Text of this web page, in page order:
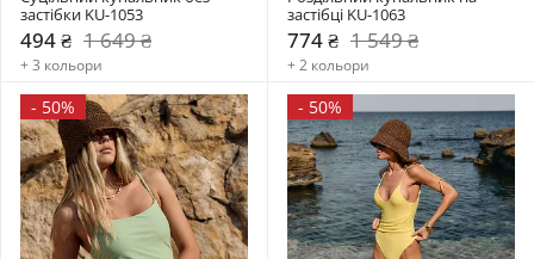
застібки KU-1053
494 ₴ 1 649 ₴
+ 3 кольори
застібці KU-1063
774 ₴ 1 549 ₴
+ 2 кольори
- 50% - 50%